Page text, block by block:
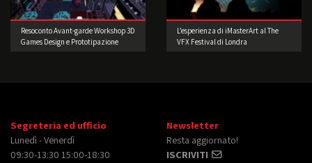
Resoconto Avant-garde Workshop 3D
Games Design e Prototipazione
L’esperienza di iMasterArt al The
VFX Festival di Londra
Segreteria ed ufficio
Lunedì - Venerdì
09:30-13:30 15:00-18:30
Newsletter
Resta aggiornato!
ISCRIVITI